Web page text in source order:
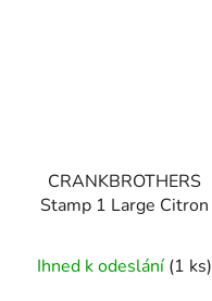
CRANKBROTHERS
Stamp 1 Large Citron
Ihned k odeslání (1 ks)